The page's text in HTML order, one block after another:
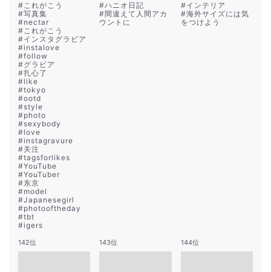
#これがこう
#写真集
#nectar
#これがこう
#インスタグラビア
#instalove
#follow
#グラビア
#扎心了
#like
#tokyo
#ootd
#style
#photo
#sexybody
#love
#instagravure
#关注
#tagsforlikes
#YouTube
#YouTuber
#东京
#model
#Japanesegirl
#photooftheday
#tbt
#igers
#ハニオ日記
#間違えて人間アカ
ウントに
#インテリア
#海外サイズには気
をつけよう
142位 143位 144位